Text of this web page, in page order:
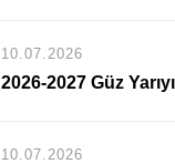
10.07.2026
2026-2027 Güz
10.07.2026